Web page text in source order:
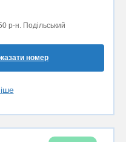
р-н. Подільський
номер